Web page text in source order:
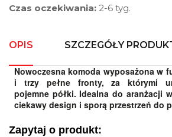
Czas oczekiwania: 2-6 tyg.
OPIS SZCZEGÓŁY
Nowoczesna komoda wyposażona w
i trzy pełne fronty, za którymi
pojemne półki. Idealna do aranżacji
ciekawy design i sporą przestrzeń do
Zapytaj o produkt: